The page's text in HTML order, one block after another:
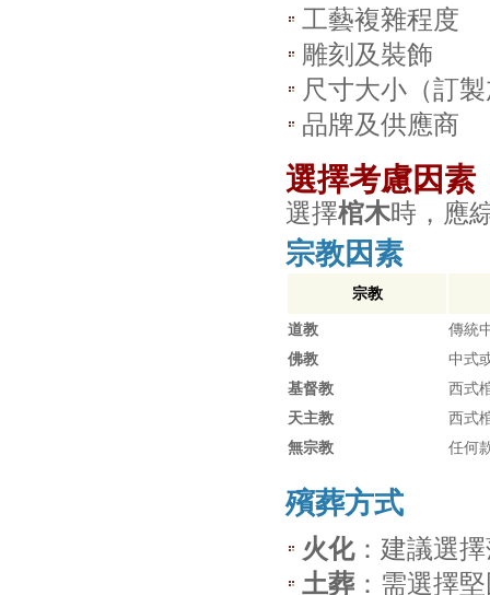
工藝複雜程度
雕刻及裝飾
尺寸大小（訂
品牌及供應商
選擇考慮因素
選擇棺木時，應
宗教因素
宗教
道教
傳統
佛教
中式
基督教
西式
天主教
西式
無宗教
任何
殯葬方式
火化：建議選
土葬：需選擇